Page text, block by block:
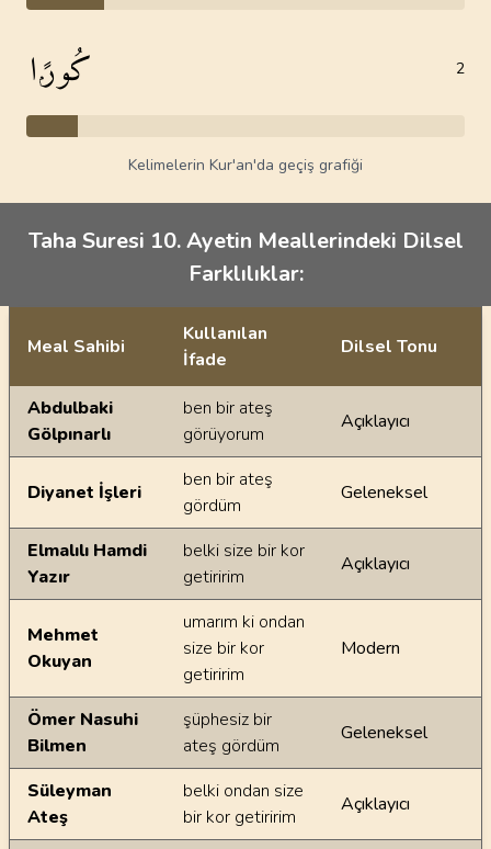
كُورًۭا 2
Kelimelerin Kur'an'da geçiş grafiği
Taha Suresi 10. Ayetin Meallerindeki Dilsel
Farklılıklar:
Ayetin meallerindeki dilsel farklılıklar
Meal Sahibi
Kullanılan
İfade
Dilsel Tonu
Abdulbaki
Gölpınarlı
ben bir ateş
görüyorum
Açıklayıcı
Diyanet İşleri
ben bir ateş
gördüm
Geleneksel
Elmalılı Hamdi
Yazır
belki size bir kor
getiririm
Açıklayıcı
Mehmet
Okuyan
umarım ki ondan
size bir kor
getiririm
Modern
Ömer Nasuhi
Bilmen
şüphesiz bir
ateş gördüm
Geleneksel
Süleyman
Ateş
belki ondan size
bir kor getiririm
Açıklayıcı